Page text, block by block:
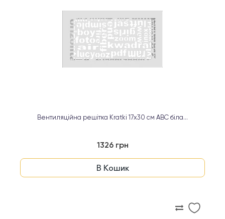
Вентиляційна решітка Kratki 17х30 см ABC біла...
1326 грн
В Кошик